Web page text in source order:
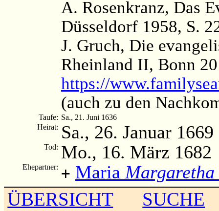
A. Rosenkranz, Das
Düsseldorf 1958, S.
J. Gruch, Die
Rheinland II, Bonn
https://
(auch zu den
Taufe: Sa., 21. Juni 1636
Heirat: Sa., 26. Januar 1669
Tod: Mo., 16. März 1682
Ehepartner: + Maria Margaretha
ÜBERSICHT
SUCHE